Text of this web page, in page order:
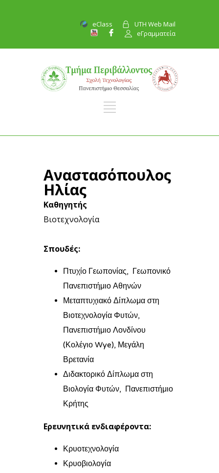
UTH Web Mail
eClass
eΓραμματεία
Αναστασόπουλος
Ηλίας
Καθηγητής
Βιοτεχνολογία
Σπουδές:
Πτυχίο Γεωπονίας, Γεωπονικό
Πανεπιστήμιο Αθηνών
Μεταπτυχιακό Δίπλωμα στη
Βιοτεχνολογία Φυτών,
Πανεπιστήμιο Λονδίνου
(Κολέγιο Wye), Μεγάλη
Βρετανία
Διδακτορικό Δίπλωμα στη
Βιολογία Φυτών, Πανεπιστήμιο
Κρήτης
Ερευνητικά ενδιαφέροντα:
Κρυοτεχνολογία
Κρυοβιολογία